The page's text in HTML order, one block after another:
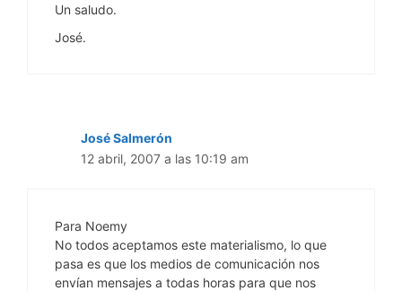
Un saludo.
José.
José Salmerón
12 abril, 2007 a las 10:19 am
Para Noemy
No todos aceptamos este materialismo, lo que
pasa es que los medios de comunicación nos
envían mensajes a todas horas para que nos